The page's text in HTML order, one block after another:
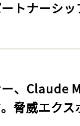
トナーシ
ー、Claude
脅威エク